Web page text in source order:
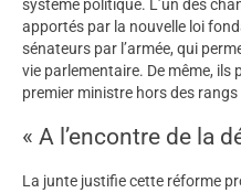
système politique. L’un des
apportés par la nouvelle loi
sénateurs par l’armée, qui
vie parlementaire. De même,
premier ministre hors des
« A l’encontre de la
La junte justifie cette réforme